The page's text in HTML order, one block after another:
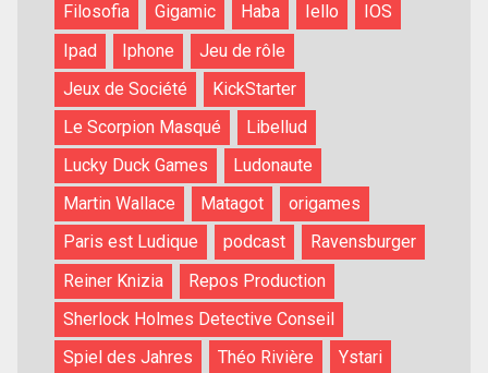
Filosofia
Gigamic Haba Iello
IOS
Ipad
Iphone
Jeu de rôle
Jeux de Société
KickStarter
Le Scorpion Masqué
Libellud
Lucky Duck Games
Ludonaute
Martin Wallace
Matagot
origames
Paris est Ludique
podcast
Ravensburger
Reiner Knizia
Repos Production
Sherlock Holmes Detective Conseil
Spiel des Jahres
Théo Rivière
Ystari